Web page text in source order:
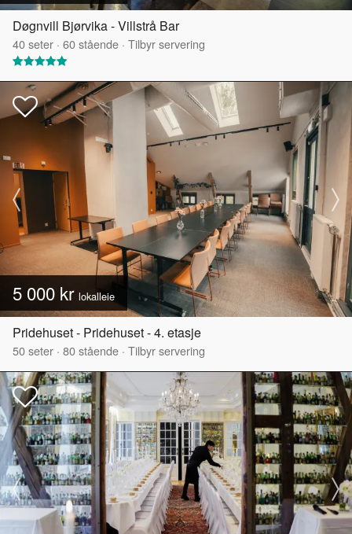
Døgnvill Bjørvika - Villstrå Bar
40seter · 60stående · Tilbyr servering
5 000 kr lokalleie
Pridehuset - Pridehuset - 4. etasje
50seter · 80stående · Tilbyr servering